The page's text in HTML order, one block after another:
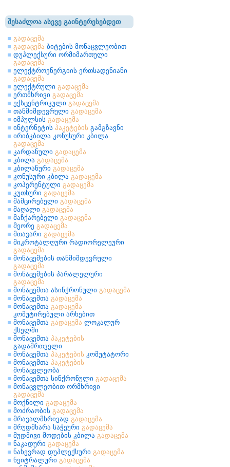
შესაძლოა ასევე გაინტერესებდეთ
გადაცემა
გადაცემა ბიტების მონაცვლეობით
დუპლექსური ორმიმართული
გადაცემა
ელექტროენერგიის ერთსადენიანი
გადაცემა
ელექტრული გადაცემა
ერთმხრივი გადაცემა
ექსცენტრიკული გადაცემა
თანმიმდევრული გადაცემა
იმპულსის გადაცემა
ინტერნეტის პაკეტების გამგზავნი
ირიბკბილა კონუსური კბილა
გადაცემა
კარდანული გადაცემა
კბილა გადაცემა
კბილანური გადაცემა
კონუსური კბილა გადაცემა
კოჰერენტული გადაცემა
კუთხური გადაცემა
მამცირებელი გადაცემა
მაღალი გადაცემა
მაჩქარებელი გადაცემა
მეორე გადაცემა
მთავარი გადაცემა
მიკროტალღური რადიორელეური
გადაცემა
მონაცემების თანმიმდევრული
გადაცემა
მონაცემების პარალელური
გადაცემა
მონაცემთა ასინქრონული გადაცემა
მონაცემთა გადაცემა
მონაცემთა გადაცემა
კომუტირებული არხებით
მონაცემთა გადაცემა ლოკალურ
ქსელში
მონაცემთა პაკეტების
გადამრთველი
მონაცემთა პაკეტების კომუტატორი
მონაცემთა პაკეტების
მონაცვლეობა
მონაცემთა სინქრონული გადაცემა
მონაცვლეობით ორმხრივი
გადაცემა
მოქნილი გადაცემა
მოძრაობის გადაცემა
მრავალმხრივად გადაცემა
მრუდმხარა საჭეური გადაცემა
მუდმივი მოდების კბილა გადაცემა
ნაკადური გადაცემა
ნახევრად დუპლექსური გადაცემა
ნეიტრალური გადაცემა